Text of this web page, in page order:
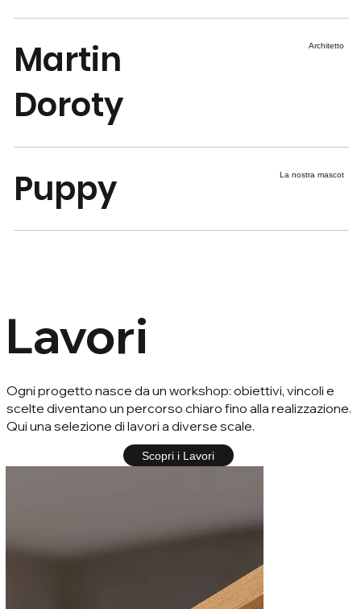
Martin
Doroty
Architetto
Puppy La nostra mascot
Lavori
Ogni progetto nasce da un workshop: obiettivi, vincoli e
scelte diventano un percorso chiaro fino alla realizzazione.
Qui una selezione di lavori a diverse scale.
Scopri i Lavori